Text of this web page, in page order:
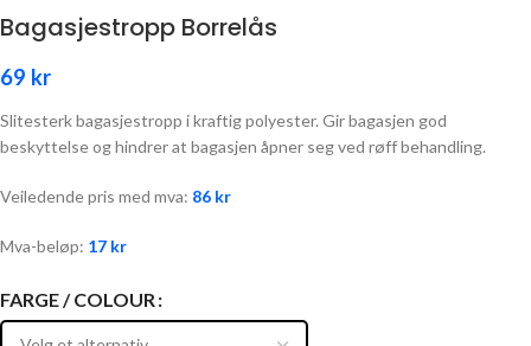
Bagasjestropp Borrelås
69 kr
Slitesterk bagasjestropp i kraftig polyester. Gir bagasjen god
beskyttelse og hindrer at bagasjen åpner seg ved røff behandling.
Veiledende pris med mva: 86 kr
Mva-beløp: 17 kr
FARGE / COLOUR